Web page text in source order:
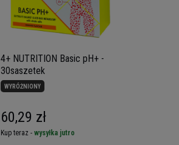
4+ NUTRITION Basic pH+ -
30saszetek
WYRÓŻNIONY
60,29 zł
Kup teraz - wysyłka jutro